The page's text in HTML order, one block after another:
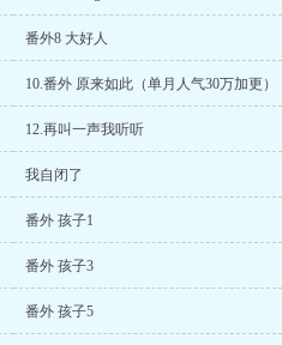
番外8 大好人
10.番外 原来如此（单月人气30万加更）
12.再叫一声我听听
我自闭了
番外 孩子1
番外 孩子3
番外 孩子5